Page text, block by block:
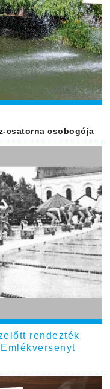
csatorna csobogója
rendezték